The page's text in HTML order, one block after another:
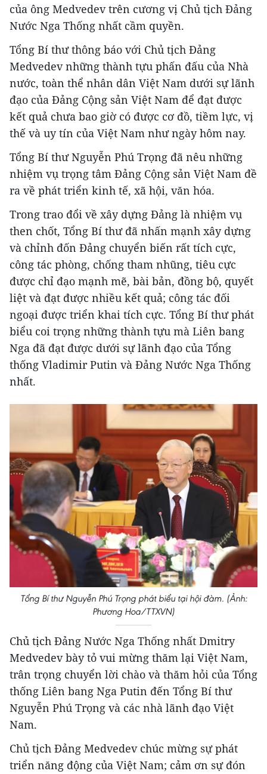
của ông Medvedev trên cương vị Chủ tịch Đảng
Nước Nga Thống nhất cầm quyền.
Tổng Bí thư thông báo với Chủ tịch Đảng
Medvedev những thành tựu phấn đấu của Nhà
nước, toàn thể nhân dân Việt Nam dưới sự lãnh
đạo của Đảng Cộng sản Việt Nam để đạt được
kết quả chưa bao giờ có được cơ đồ, tiềm lực, vị
thế và uy tín của Việt Nam như ngày hôm nay.
Tổng Bí thư Nguyễn Phú Trọng đã nêu những
nhiệm vụ trọng tâm Đảng Cộng sản Việt Nam đề
ra về phát triển kinh tế, xã hội, văn hóa.
Trong trao đổi về xây dựng Đảng là nhiệm vụ
then chốt, Tổng Bí thư đã nhấn mạnh xây dựng
và chỉnh đốn Đảng chuyển biến rất tích cực,
công tác phòng, chống tham nhũng, tiêu cực
được chỉ đạo mạnh mẽ, bài bản, đồng bộ, quyết
liệt và đạt được nhiều kết quả; công tác đối
ngoại được triển khai tích cực. Tổng Bí thư phát
biểu coi trọng những thành tựu mà Liên bang
Nga đã đạt được dưới sự lãnh đạo của Tổng
thống Vladimir Putin và Đảng Nước Nga Thống
nhất.
Tổng Bí thư Nguyễn Phú Trọng phát biểu tại hội đàm. (Ảnh:
Phương Hoa/TTXVN)
Chủ tịch Đảng Nước Nga Thống nhất Dmitry
Medvedev bày tỏ vui mừng thăm lại Việt Nam,
trân trọng chuyển lời chào và thăm hỏi của Tổng
thống Liên bang Nga Putin đến Tổng Bí thư
Nguyễn Phú Trọng và các nhà lãnh đạo Việt
Nam.
Chủ tịch Đảng Medvedev chúc mừng sự phát
triển năng động của Việt Nam; cảm ơn sự đón